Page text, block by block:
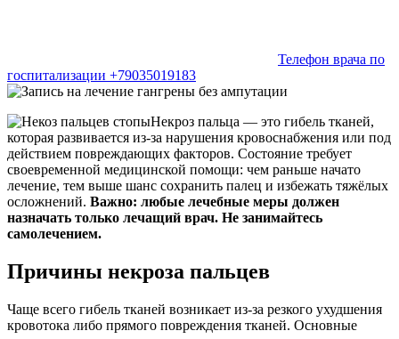
Телефон врача по
госпитализации +79035019183
Некроз пальца — это гибель тканей,
которая развивается из‑за нарушения кровоснабжения или под
действием повреждающих факторов. Состояние требует
своевременной медицинской помощи: чем раньше начато
лечение, тем выше шанс сохранить палец и избежать тяжёлых
осложнений. Важно: любые лечебные меры должен
назначать только лечащий врач. Не занимайтесь
самолечением.
Причины некроза пальцев
Чаще всего гибель тканей возникает из‑за резкого ухудшения
кровотока либо прямого повреждения тканей. Основные